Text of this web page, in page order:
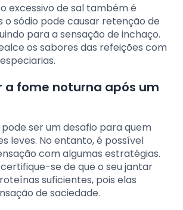
excessivo de sal também é
o sódio pode causar retenção de
para a sensação de inchaço.
os sabores das refeições com
a fome noturna após um
ser um desafio para quem
leves. No entanto, é possível
com algumas estratégias.
se de que o seu jantar
suficientes, pois elas
de saciedade.